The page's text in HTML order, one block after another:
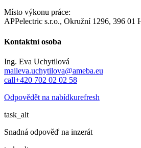
Místo výkonu práce:
APPelectric s.r.o., Okružní 1296, 396 01
Kontaktní osoba
Ing. Eva Uchytilová
maileva.uchytilova@ameba.eu
call+420 702 02 02 58
Odpovědět na nabídkurefresh
task_alt
Snadná odpověď na inzerát